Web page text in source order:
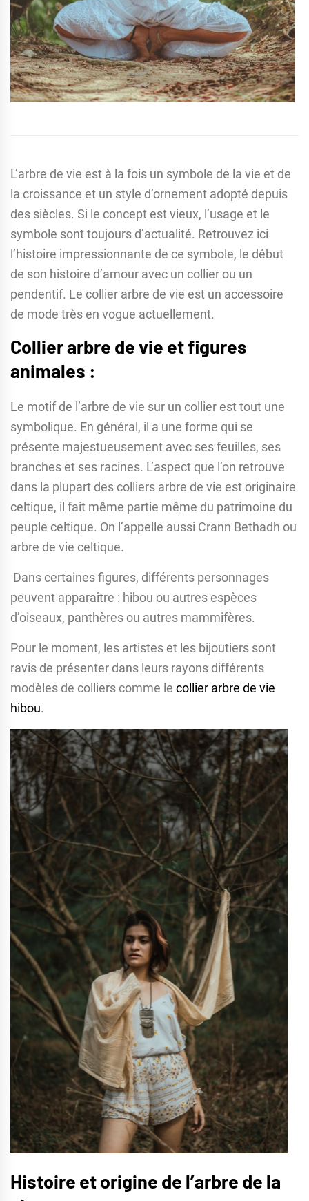
L’arbre de vie est à la fois un symbole de la vie et de
la croissance et un style d’ornement adopté depuis
des siècles. Si le concept est vieux, l’usage et le
symbole sont toujours d’actualité. Retrouvez ici
l’histoire impressionnante de ce symbole, le début
de son histoire d’amour avec un collier ou un
pendentif. Le collier arbre de vie est un accessoire
de mode très en vogue actuellement.
Collier arbre de vie et figures
animales :
Le motif de l’arbre de vie sur un collier est tout une
symbolique. En général, il a une forme qui se
présente majestueusement avec ses feuilles, ses
branches et ses racines. L’aspect que l’on retrouve
dans la plupart des colliers arbre de vie est originaire
celtique, il fait même partie même du patrimoine du
peuple celtique. On l’appelle aussi Crann Bethadh ou
arbre de vie celtique.
Dans certaines figures, différents personnages
peuvent apparaître : hibou ou autres espèces
d’oiseaux, panthères ou autres mammifères.
Pour le moment, les artistes et les bijoutiers sont
ravis de présenter dans leurs rayons différents
modèles de colliers comme le collier arbre de vie
hibou.
Histoire et origine de l’arbre de la